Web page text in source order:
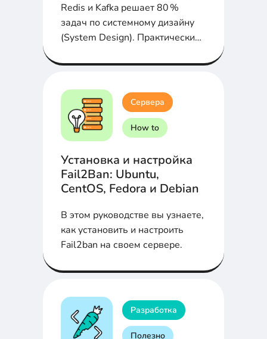
Redis и Kafka решает 80 %
задач по системному дизайну
(System Design). Практические
Сервера
How to
Установка и настройка
Fail2Ban: Ubuntu,
CentOS, Fedora и Debian
В этом руководстве вы узнаете,
как установить и настроить
Fail2ban на своем сервере.
Разработка
Полезно